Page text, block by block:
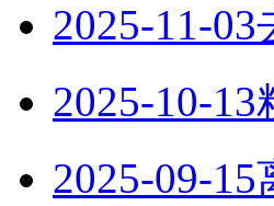
2025-11-03
2025-10-13
2025-09-15